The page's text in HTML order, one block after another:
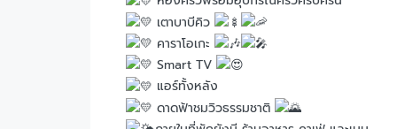
เตาบาบีคิว
คาราโอเกะ
Smart TV
แอร์ทั้งหลัง
ดาดฟ้าชมวิวธรรมชาติ